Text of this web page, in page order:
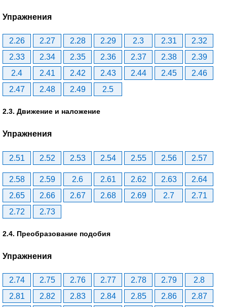
Упражнения
2.26 2.27 2.28 2.29 2.3 2.31
2.32
2.33
2.34 2.35 2.36 2.37 2.38
2.39
2.4
2.41 2.42 2.43 2.44 2.45
2.46
2.47
2.48 2.49 2.5
2.3. Движение и наложение
Упражнения
2.51 2.52 2.53 2.54 2.55 2.56 2.57
2.58 2.59 2.6 2.61 2.62 2.63
2.64
2.65
2.66 2.67 2.68 2.69 2.7
2.71
2.72
2.73
2.4. Преобразование подобия
Упражнения
2.74 2.75 2.76 2.77 2.78 2.79
2.8
2.81
2.82 2.83 2.84 2.85 2.86 2.87